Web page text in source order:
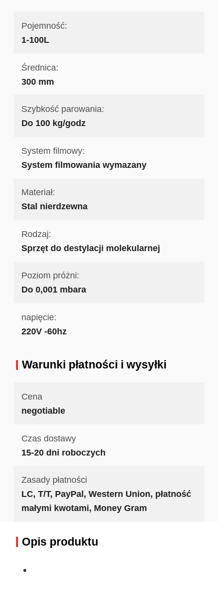
Pojemność:
1-100L
Średnica:
300 mm
Szybkość parowania:
Do 100 kg/godz
System filmowy:
System filmowania wymazany
Materiał:
Stal nierdzewna
Rodzaj:
Sprzęt do destylacji molekularnej
Poziom próżni:
Do 0,001 mbara
napięcie:
220V -60hz
Warunki płatności i wysyłki
Cena
negotiable
Czas dostawy
15-20 dni roboczych
Zasady płatności
LC, T/T, PayPal, Western Union, płatność
małymi kwotami, Money Gram
Opis produktu